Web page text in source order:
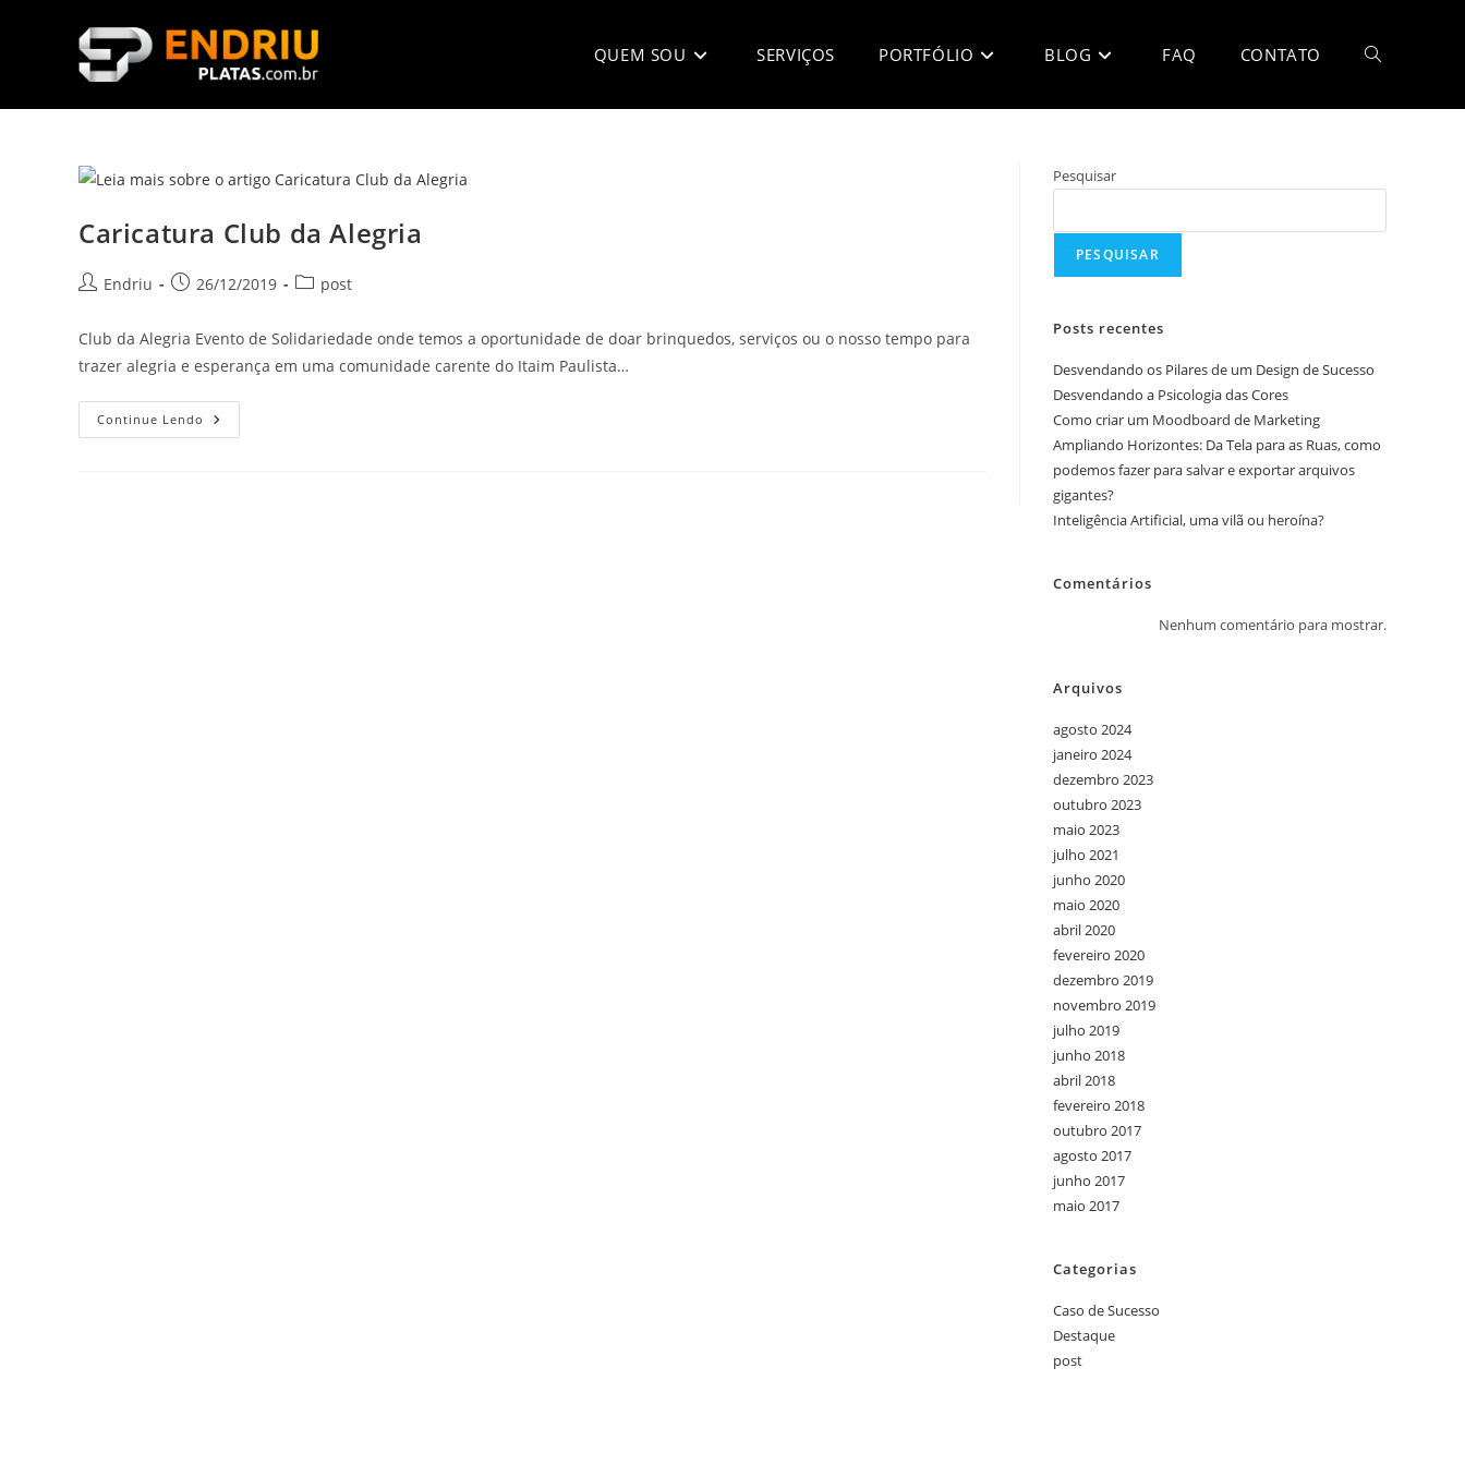
QUEM SOU SERVIÇOS PORTFÓLIO BLOG FAQ CONTATO Alternar
site
Caricatura Club da Alegria
Autor
post:
Endriu
Post26/12/2019
Categoria
post:
post
Club da Alegria Evento de Solidariedade onde temos a oportunidade de doar brinquedos, serviços ou o nosso tempo para
trazer alegria e esperança em uma comunidade carente do Itaim Paulista…
Continue Lendo Caricatura
Club
Pesquisar
PESQUISAR
Posts recentes
Desvendando os Pilares de um Design de Sucesso
Desvendando a Psicologia das Cores
Como criar um Moodboard de Marketing
Ampliando Horizontes: Da Tela para as Ruas, como
podemos fazer para salvar e exportar arquivos
gigantes?
Inteligência Artificial, uma vilã ou heroína?
Comentários
Nenhum comentário para mostrar.
Arquivos
agosto 2024
janeiro 2024
dezembro 2023
outubro 2023
maio 2023
julho 2021
junho 2020
maio 2020
abril 2020
fevereiro 2020
dezembro 2019
novembro 2019
julho 2019
junho 2018
abril 2018
fevereiro 2018
outubro 2017
agosto 2017
junho 2017
maio 2017
Categorias
Caso de Sucesso
Destaque
post